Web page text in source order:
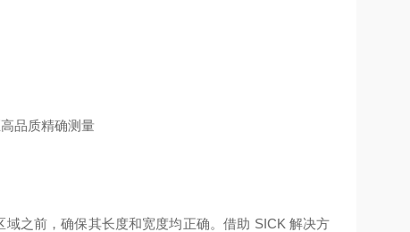
之前，确保其长度和宽度均正确。借助 SICK 解决方